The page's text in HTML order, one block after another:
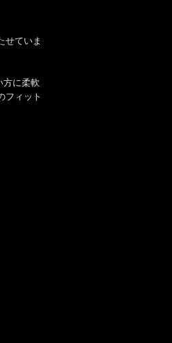
せていま
方に柔軟
フィット